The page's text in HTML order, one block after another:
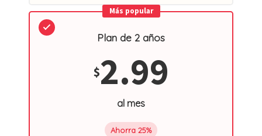
Más popular
Plan de 2 años
$2.99
al mes
Ahorra 25%